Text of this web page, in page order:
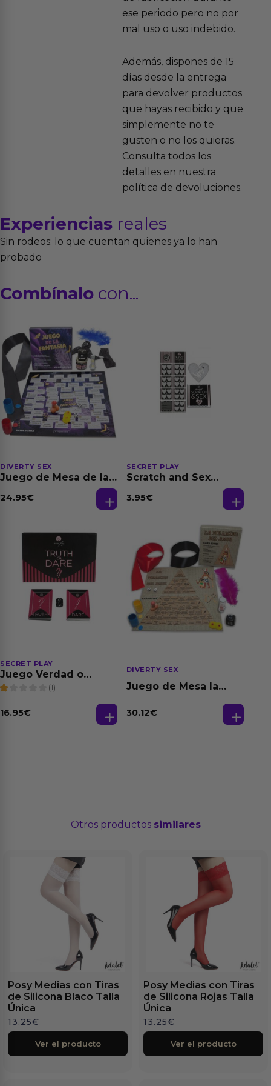
ese periodo pero no por
mal uso o uso indebido.
Además, dispones de 15
días desde la entrega
para devolver productos
que hayas recibido y que
simplemente no te
gusten o no los quieras.
Consulta todos los
detalles en nuestra
política de devoluciones.
Experiencias reales
Sin rodeos: lo que cuentan quienes ya lo han
probado
Combínalo con...
DIVERTY SEX
Juego de Mesa de las
24.95€
SECRET PLAY
Scratch and Sex
(Es/En/Fr/Pt/De)
3.95€
SECRET PLAY
Juego Verdad o
(1)
16.95€
DIVERTY SEX
Juego de Mesa la
30.12€
Otros productos similares
Posy Medias con Tiras
de Silicona Blaco Talla
Única
13.25€
Ver el producto
Posy Medias con Tiras
de Silicona Rojas Talla
Única
13.25€
Ver el producto